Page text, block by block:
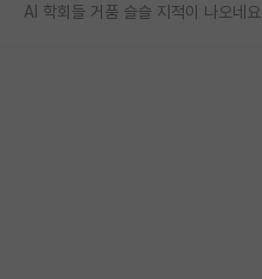
AI 학회들 거품 슬슬 지적이 나오네요